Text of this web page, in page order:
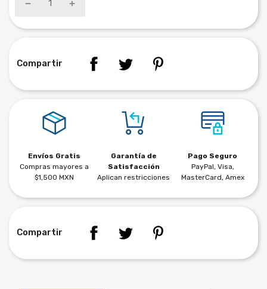
Compartir
Envíos Gratis
Compras mayores a
$1,500 MXN
Garantía de
Satisfacción
Aplican restricciones
Pago Seguro
PayPal, Visa,
MasterCard, Amex
Compartir